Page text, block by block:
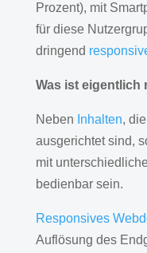
Prozent), mit
für diese
dringend
Was ist eigentlich
Neben Inhalten,
ausgerichtet sind,
mit
bedienbar sein.
Responsives
Auflösung des